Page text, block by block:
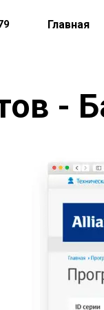
Главная
-